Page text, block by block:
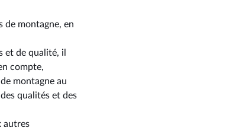
de montagne, en
et de qualité, il
compte,
montagne au
qualités et des
autres